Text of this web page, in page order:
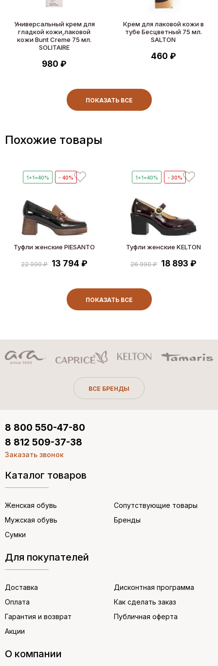
Универсальный крем для
гладкой кожи,лаковой
кожи Bunt Creme 75 мл.
SOLITAIRE
980 ₽
Крем для лаковой кожи в
тубе Бесцветный 75 мл.
SALTON
460 ₽
ПОКАЗАТЬ ВСЕ
Похожие товары
1+1=40% - 40%
Туфли женские PIESANTO
22 990 ₽ 13 794 ₽
1+1=40% - 30%
Туфли женские KELTON
26 990 ₽ 18 893 ₽
ПОКАЗАТЬ ВСЕ
ВСЕ БРЕНДЫ
Каталог товаров
Женская обувь
Мужская обувь
Сумки
Сопутствующие товары
Бренды
Для покупателей
Доставка
Оплата
Гарантия и возврат
Акции
Дисконтная программа
Как сделать заказ
Публичная оферта
О компании
8 800 550-47-80
8 812 509-37-38
Заказать звонок